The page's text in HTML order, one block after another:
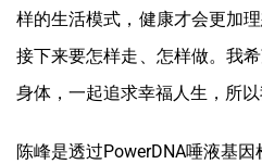
样的生活模式，健康才会更加
接下来要怎样走、怎样做。我
身体，一起追求幸福人生，所
陈峰是透过PowerDNA唾液基